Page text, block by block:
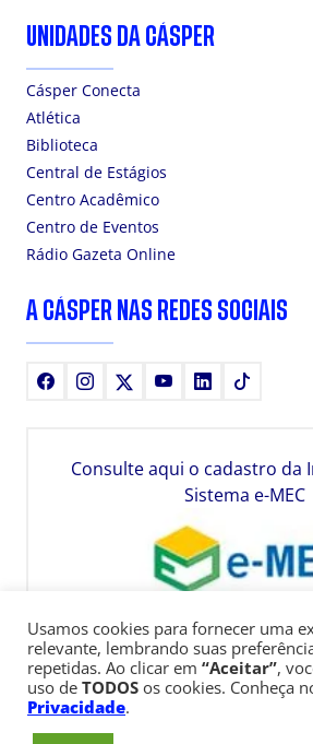
UNIDADES DA CÁSPER
Cásper Conecta
Atlética
Biblioteca
Central de Estágios
Centro Acadêmico
Centro de Eventos
Rádio Gazeta Online
A CÁSPER NAS REDES SOCIAIS
FacebookInstagram YoutubeLinkedIn
Consulte aqui o cadastro da
Sistema e-MEC
Usamos cookies para fornecer uma
relevante, lembrando suas
repetidas. Ao clicar em “Aceitar”,
uso de TODOS os cookies. Conheça
Privacidade.